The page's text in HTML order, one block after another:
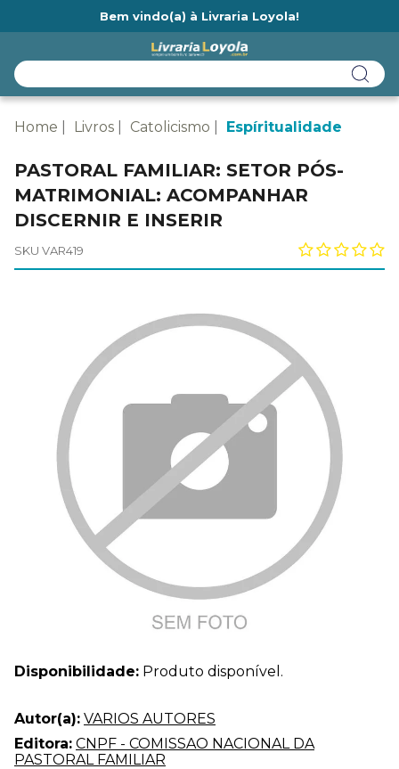
Bem vindo(a) à Livraria Loyola!
Home Livros Catolicismo Espíritualidade
PASTORAL FAMILIAR: SETOR PÓS-
MATRIMONIAL: ACOMPANHAR
DISCERNIR E INSERIR
SKU VAR419
Disponibilidade: Produto disponível.
Autor(a): VARIOS AUTORES
Editora: CNPF - COMISSAO NACIONAL DA
PASTORAL FAMILIAR